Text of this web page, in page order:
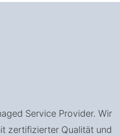
Service Provider. Wir
zertifizierter Qualität und